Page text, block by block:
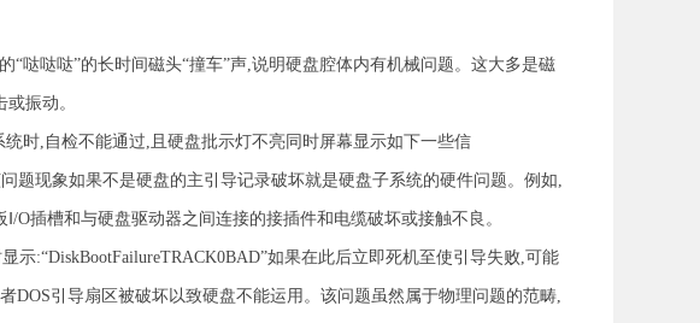
哒哒哒”的长时间磁头“撞车”声,说明硬盘腔体内有机械问题。这大多是磁
振动。
时,自检不能通过,且硬盘批示灯不亮同时屏幕显示如下一些信
题现象如果不是硬盘的主引导记录破坏就是硬盘子系统的硬件问题。例如,
O插槽和与硬盘驱动器之间连接的接插件和电缆破坏或接触不良。
:“DiskBootFailureTRACK0BAD”如果在此后立即死机至使引导失败,可能
DOS引导扇区被破坏以致硬盘不能运用。该问题虽然属于物理问题的范畴,